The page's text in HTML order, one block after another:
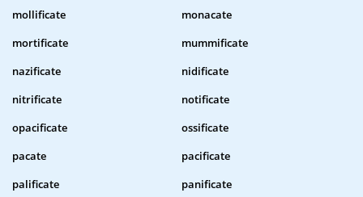
mollificate
monacate
mortificate
mummificate
nazificate
nidificate
nitrificate
notificate
opacificate
ossificate
pacate
pacificate
palificate
panificate